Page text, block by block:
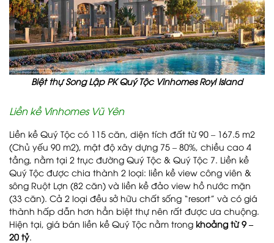
Biệt thự Song Lập PK Quý Tộc Vinhomes Royl Island
Liền kề Vinhomes Vũ Yên
Liền kề Quý Tộc có 115 căn, diện tích đất từ 90 – 167.5 m2
(Chủ yếu 90 m2), mật độ xây dựng 75 – 80%, chiều cao 4
tầng, nằm tại 2 trục đường Quý Tộc & Quý Tộc 7. Liền kề
Quý Tộc được chia thành 2 loại: liền kề view công viên &
sông Ruột Lợn (82 căn) và liền kề đảo view hồ nước mặn
(33 căn). Cả 2 loại đều sở hữu chất sống “resort” và có giá
thành hấp dẫn hơn hẳn biệt thự nên rất được ưa chuộng.
Hiện tại, giá bán liền kề Quý Tộc nằm trong khoảng từ 9 –
20 tỷ